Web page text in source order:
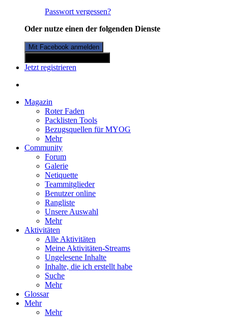
Passwort vergessen?
Oder nutze einen der folgenden Dienste
Mit Facebook anmelden
Jetzt registrieren
Magazin
Roter Faden
Packlisten Tools
Bezugsquellen für MYOG
Mehr
Community
Forum
Galerie
Netiquette
Teammitglieder
Benutzer online
Rangliste
Unsere Auswahl
Mehr
Aktivitäten
Alle Aktivitäten
Meine Aktivitäten-Streams
Ungelesene Inhalte
Inhalte, die ich erstellt habe
Suche
Mehr
Glossar
Mehr
Mehr